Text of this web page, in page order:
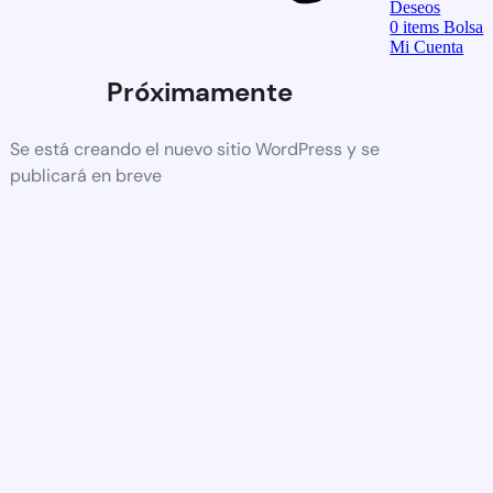
Próximamente
Se está creando el nuevo sitio WordPress y se
publicará en breve
Deseos
0items Bolsa
Mi Cuenta